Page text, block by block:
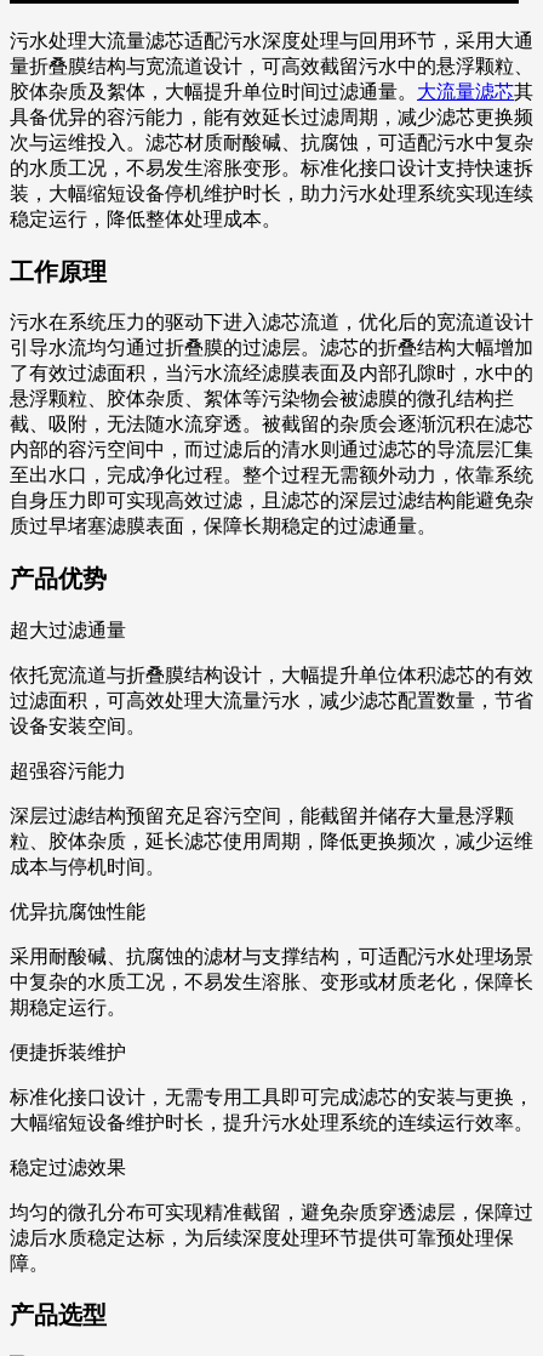
污水处理大流量滤芯适配污水深度处理与回用环节，采用大通
量折叠膜结构与宽流道设计，可高效截留污水中的悬浮颗粒、
胶体杂质及絮体，大幅提升单位时间过滤通量。 大流量滤芯其
具备优异的容污能力，能有效延长过滤周期，减少滤芯更换频
次与运维投入。滤芯材质耐酸碱、抗腐蚀，可适配污水中复杂
的水质工况，不易发生溶胀变形。标准化接口设计支持快速拆
装，大幅缩短设备停机维护时长，助力污水处理系统实现连续
稳定运行，降低整体处理成本。
工作原理
污水在系统压力的驱动下进入滤芯流道，优化后的宽流道设计
引导水流均匀通过折叠膜的过滤层。滤芯的折叠结构大幅增加
了有效过滤面积，当污水流经滤膜表面及内部孔隙时，水中的
悬浮颗粒、胶体杂质、絮体等污染物会被滤膜的微孔结构拦
截、吸附，无法随水流穿透。被截留的杂质会逐渐沉积在滤芯
内部的容污空间中，而过滤后的清水则通过滤芯的导流层汇集
至出水口，完成净化过程。整个过程无需额外动力，依靠系统
自身压力即可实现高效过滤，且滤芯的深层过滤结构能避免杂
质过早堵塞滤膜表面，保障长期稳定的过滤通量。
产品优势
超大过滤通量
依托宽流道与折叠膜结构设计，大幅提升单位体积滤芯的有效
过滤面积，可高效处理大流量污水，减少滤芯配置数量，节省
设备安装空间。
超强容污能力
深层过滤结构预留充足容污空间，能截留并储存大量悬浮颗
粒、胶体杂质，延长滤芯使用周期，降低更换频次，减少运维
成本与停机时间。
优异抗腐蚀性能
采用耐酸碱、抗腐蚀的滤材与支撑结构，可适配污水处理场景
中复杂的水质工况，不易发生溶胀、变形或材质老化，保障长
期稳定运行。
便捷拆装维护
标准化接口设计，无需专用工具即可完成滤芯的安装与更换，
大幅缩短设备维护时长，提升污水处理系统的连续运行效率。
稳定过滤效果
均匀的微孔分布可实现精准截留，避免杂质穿透滤层，保障过
滤后水质稳定达标，为后续深度处理环节提供可靠预处理保
障。
产品选型